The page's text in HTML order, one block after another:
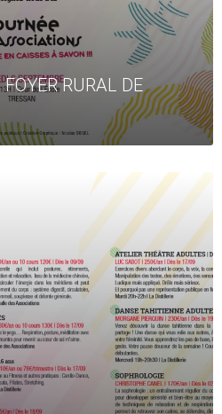
RURAL DE